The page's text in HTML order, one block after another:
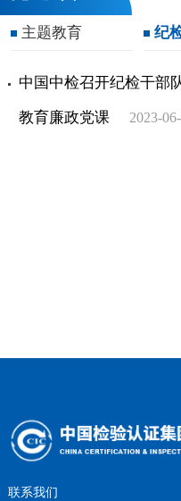
主题教育 纪
中国中检召开纪检干部
教育廉政党课 2023-
联系我们